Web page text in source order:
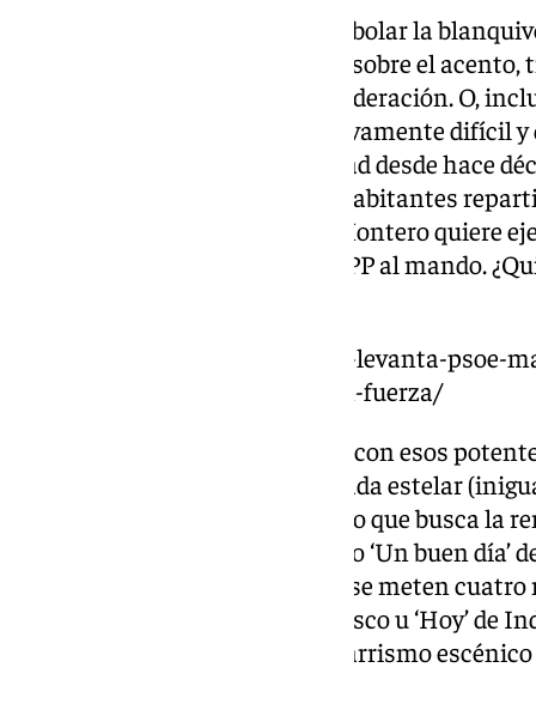
Estrategias ‘vintage’ como enarbolar la
jugar con maestría la polémica sobre el
derecha y negar la supuesta moderación. O,
una Andalucía rural (algo relativamente difícil
demoscópico) en una comunidad desde hace
municipios de más de 20.000 habitantes
son algunos de los trucos que Montero quiere
«una Andalucía llorona» con el PP al mando.
https://www.101tv.es/montero-levanta-psoe-
ladran-porque-cabalgamos-con-fuerza/
‘Andalucía’ de Medina Azahara, con esos
al himno del PSOE para la entrada estelar
en los escenarios. Un socialismo que busca la
con una lista de canciones como ‘Un buen día’
año 2000 en la que Jota y Eric «se meten
dejes de soñar’ de Manuel Carrasco u ‘Hoy’
tema de Gloria Estefan. El macarrismo